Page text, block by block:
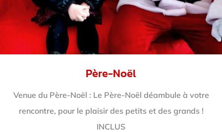
Père-Noël
Venue du Père-Noël : Le Père-Noël déambule à votre
rencontre, pour le plaisir des petits et des grands !
INCLUS